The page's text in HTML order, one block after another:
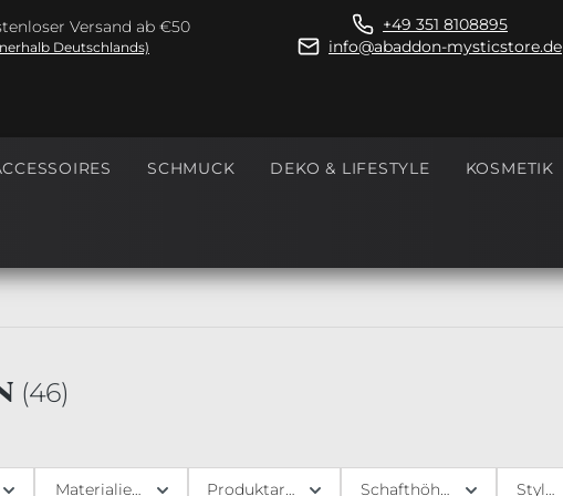
Versand ab €50
Deutschlands)
+49 351 8108895
info@abaddon-mysticstore.de
SCHMUCK DEKO & LIFESTYLE KOSMETIK
(46)
Materialien Produktart Schafthöhe Style